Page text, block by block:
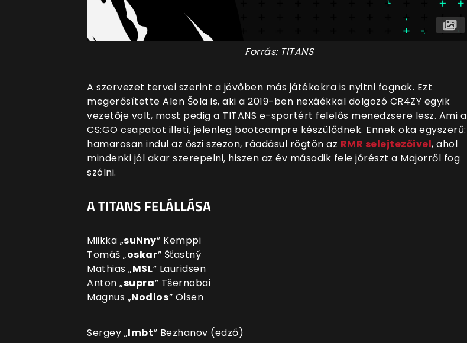
Forrás: TITANS
A szervezet tervei szerint a jövőben más játékokra is nyitni fognak. Ezt
megerősítette Alen Šola is, aki a 2019-ben nexáékkal dolgozó CR4ZY egyik
vezetője volt, most pedig a TITANS e-sportért felelős menedzsere lesz. Ami a
CS:GO csapatot illeti, jelenleg bootcampre készülődnek. Ennek oka egyszerű:
hamarosan indul az őszi szezon, ráadásul rögtön az RMR selejtezőivel, ahol
mindenki jól akar szerepelni, hiszen az év második fele jórészt a Majorről fog
szólni.
A TITANS FELÁLLÁSA
Miikka „suNny⁠” Kemppi
Tomáš „oskar⁠” Šťastný
Mathias „MSL⁠” Lauridsen
Anton „supra⁠” Tšernobai
Magnus „Nodios⁠” Olsen
Sergey „lmbt⁠” Bezhanov (edző)